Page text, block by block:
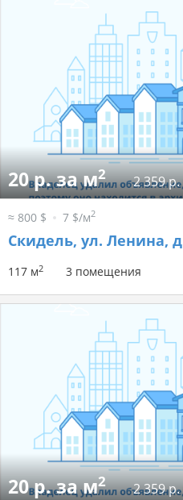
20 р. за м2 2 359 р.
≈ 800 $ 7 $/м2
Скидель, ул. Ленина,
117 м2 3 помещения
20 р. за м2 2 359 р.